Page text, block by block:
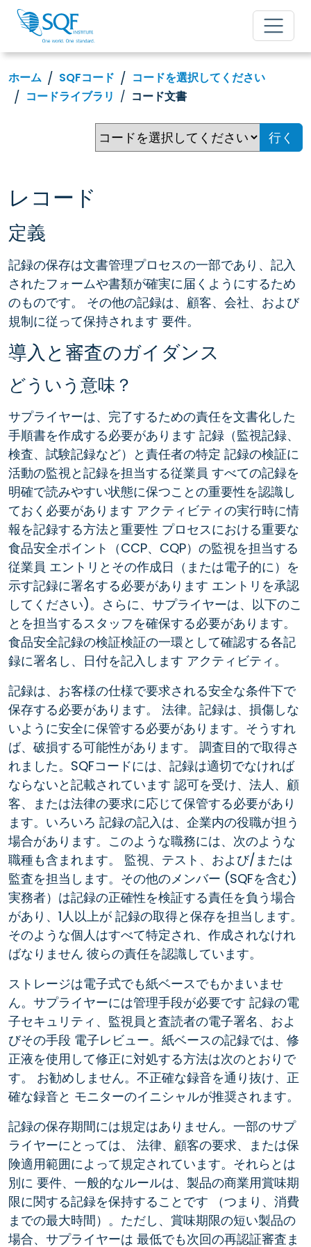
ホーム SQFコード
コードを選択してください
コードライブラリ
コード文書
行く
レコード
定義
記録の保存は文書管理プロセスの一部であり、記入
されたフォームや書類が確実に届くようにするため
のものです。 その他の記録は、顧客、会社、および
規制に従って保持されます 要件。
導入と審査のガイダンス
どういう意味？
サプライヤーは、完了するための責任を文書化した
手順書を作成する必要があります 記録（監視記録、
検査、試験記録など）と責任者の特定 記録の検証に
活動の監視と記録を担当する従業員 すべての記録を
明確で読みやすい状態に保つことの重要性を認識し
ておく必要があります アクティビティの実行時に情
報を記録する方法と重要性 プロセスにおける重要な
食品安全ポイント（CCP、CQP）の監視を担当する
従業員 エントリとその作成日（または電子的に）を
示す記録に署名する必要があります エントリを承認
してください)。さらに、サプライヤーは、以下のこ
とを担当するスタッフを確保する必要があります。
食品安全記録の検証検証の一環として確認する各記
録に署名し、日付を記入します アクティビティ。
記録は、お客様の仕様で要求される安全な条件下で
保存する必要があります。 法律。記録は、損傷しな
いように安全に保管する必要があります。そうすれ
ば、破損する可能性があります。 調査目的で取得さ
れました。SQFコードには、記録は適切でなければ
ならないと記載されています 認可を受け、法人、顧
客、または法律の要求に応じて保管する必要があり
ます。いろいろ 記録の記入は、企業内の役職が担う
場合があります。このような職務には、次のような
職種も含まれます。 監視、テスト、および/または
監査を担当します。その他のメンバー (SQFを含む)
実務者）は記録の正確性を検証する責任を負う場合
があり、1人以上が 記録の取得と保存を担当します。
そのような個人はすべて特定され、作成されなけれ
ばなりません 彼らの責任を認識しています。
ストレージは電子式でも紙ベースでもかまいませ
ん。サプライヤーには管理手段が必要です 記録の電
子セキュリティ、監視員と査読者の電子署名、およ
びその手段 電子レビュー。紙ベースの記録では、修
正液を使用して修正に対処する方法は次のとおりで
す。 お勧めしません。不正確な録音を通り抜け、正
確な録音と モニターのイニシャルが推奨されます。
記録の保存期間には規定はありません。一部のサプ
ライヤーにとっては、 法律、顧客の要求、または保
険適用範囲によって規定されています。それらとは
別に 要件、一般的なルールは、製品の商業用賞味期
限に関する記録を保持することです （つまり、消費
までの最大時間）。ただし、賞味期限の短い製品の
場合、サプライヤーは 最低でも次回の再認証審査ま